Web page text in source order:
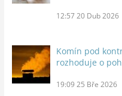
12:57 20 Dub 2026
Komín pod
rozhoduje o
19:09 25 Bře 2026